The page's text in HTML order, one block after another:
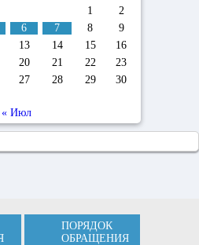
1
2
6 7 8
9
13 14 15
16
20 21 22
23
27 28 29
30
« Июл
ПОРЯДОК
ОБРАЩЕНИЯ